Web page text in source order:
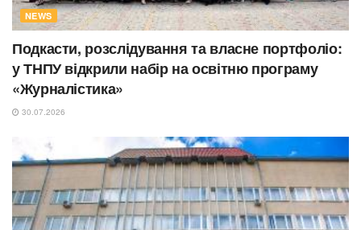
NEWS
Подкасти, розслідування та власне портфоліо:
у ТНПУ відкрили набір на освітню програму
«Журналістика»
30.07.2026